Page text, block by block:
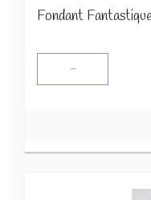
Fondant
-